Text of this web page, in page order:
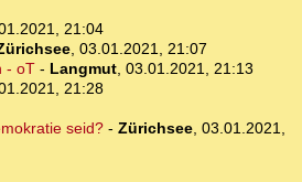
21:04
, 03.01.2021, 21:07
- oT- Langmut, 03.01.2021, 21:13
21:28
seid?- Zürichsee, 03.01.2021,